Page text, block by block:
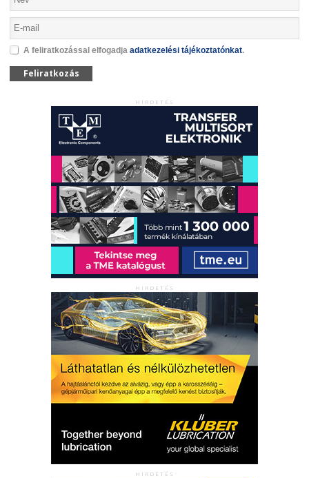
A feliratkozással elfogadja adatkezelési tájékoztatónkat.
Feliratkozás
HIRDETÉS
HIRDETÉS
HIRDETÉS